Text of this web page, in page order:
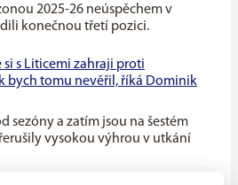
2025-26 neúspěchem v
konečnou třetí pozici.
s Liticemi zahraji proti
bych tomu nevěřil, říká Dominik
sezóny a zatím jsou na šestém
vysokou výhrou v utkání